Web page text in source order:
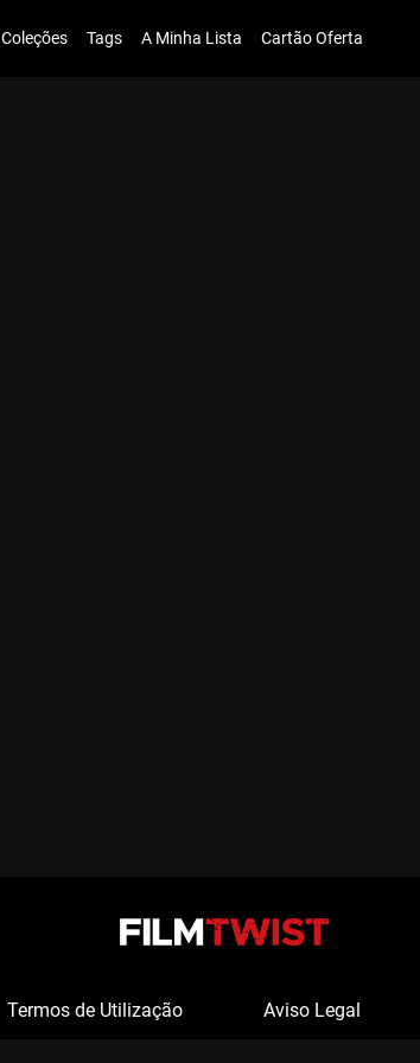
Coleções Tags A Minha Lista Cartão Oferta
Termos de Utilização Aviso Legal